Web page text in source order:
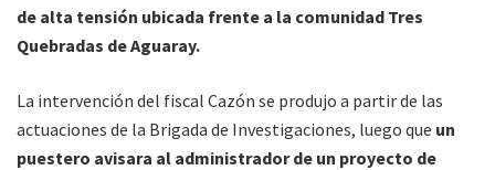
de alta tensión ubicada frente a la comunidad Tres
Quebradas de Aguaray.
La intervención del fiscal Cazón se produjo a partir de las
actuaciones de la Brigada de Investigaciones, luego que un
puestero avisara al administrador de un proyecto de